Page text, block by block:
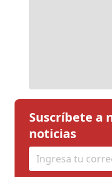
Suscríbete a
noticias